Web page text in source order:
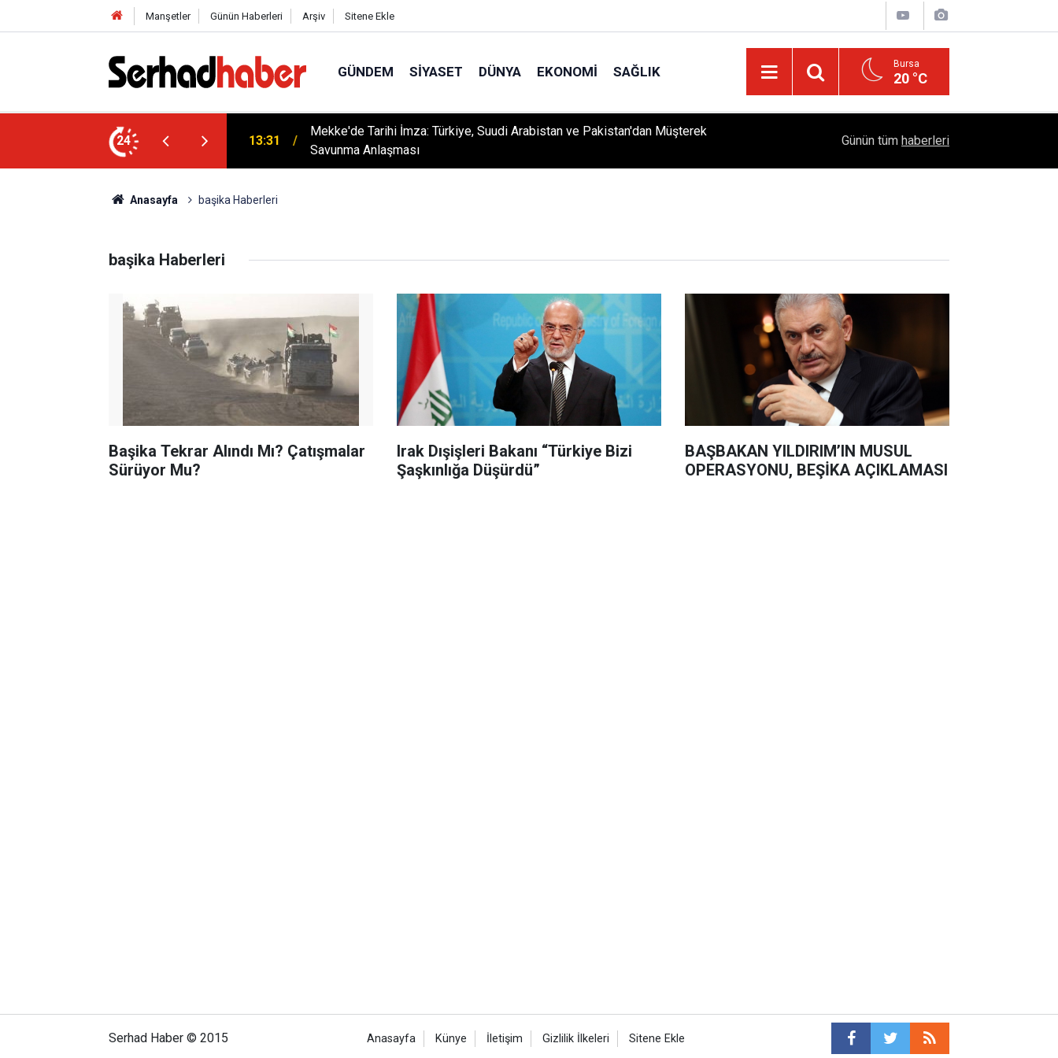
Manşetler Günün Haberleri Arşiv Sitene Ekle
GÜNDEM SIYASET DÜNYA EKONOMI SAĞLIK Bursa
20 °C
24
Sınavı Takvimi Açıklandı: Aşırı
13:31
Mekke'de Tarihi İmza: Türkiye, Suudi Arabistan ve Pakistan'dan Müşterek
Savunma Anlaşması
YÜSİAD’dan Sanayiye Güçlü Destek: Ayhan
Günün tüm haberleri
Anasayfa başika Haberleri
başika Haberleri
Başika Tekrar Alındı Mı? Çatışmalar
Sürüyor Mu?
Irak Dışişleri Bakanı “Türkiye Bizi
Şaşkınlığa Düşürdü”
BAŞBAKAN YILDIRIM’IN MUSUL
OPERASYONU, BEŞİKA AÇIKLAMASI
Serhad Haber © 2015 Anasayfa Künye İletişim Gizlilik İlkeleri Sitene Ekle